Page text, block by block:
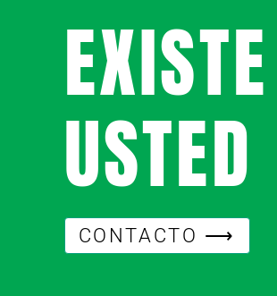
USTED
CONTACTO ⟶